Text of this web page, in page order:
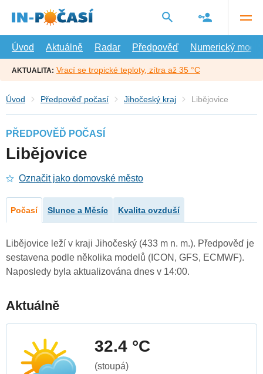
hlavní
Úvod
Aktuálně Radar Předpověď Numerický model
AKTUALITA: Vrací se tropické teploty, zítra až 35 °C
Úvod Předpověď počasí Jihočeský kraj Libějovice
PŘEDPOVĚĎ POČASÍ
Libějovice
Označit jako domovské město
Počasí Slunce a Měsíc Kvalita ovzduší
Libějovice leží v kraji Jihočeský (433 m n. m.). Předpověď je
sestavena podle několika modelů (ICON, GFS, ECMWF).
Naposledy byla aktualizována dnes v 14:00.
Aktuálně
32.4 °C
(stoupá)